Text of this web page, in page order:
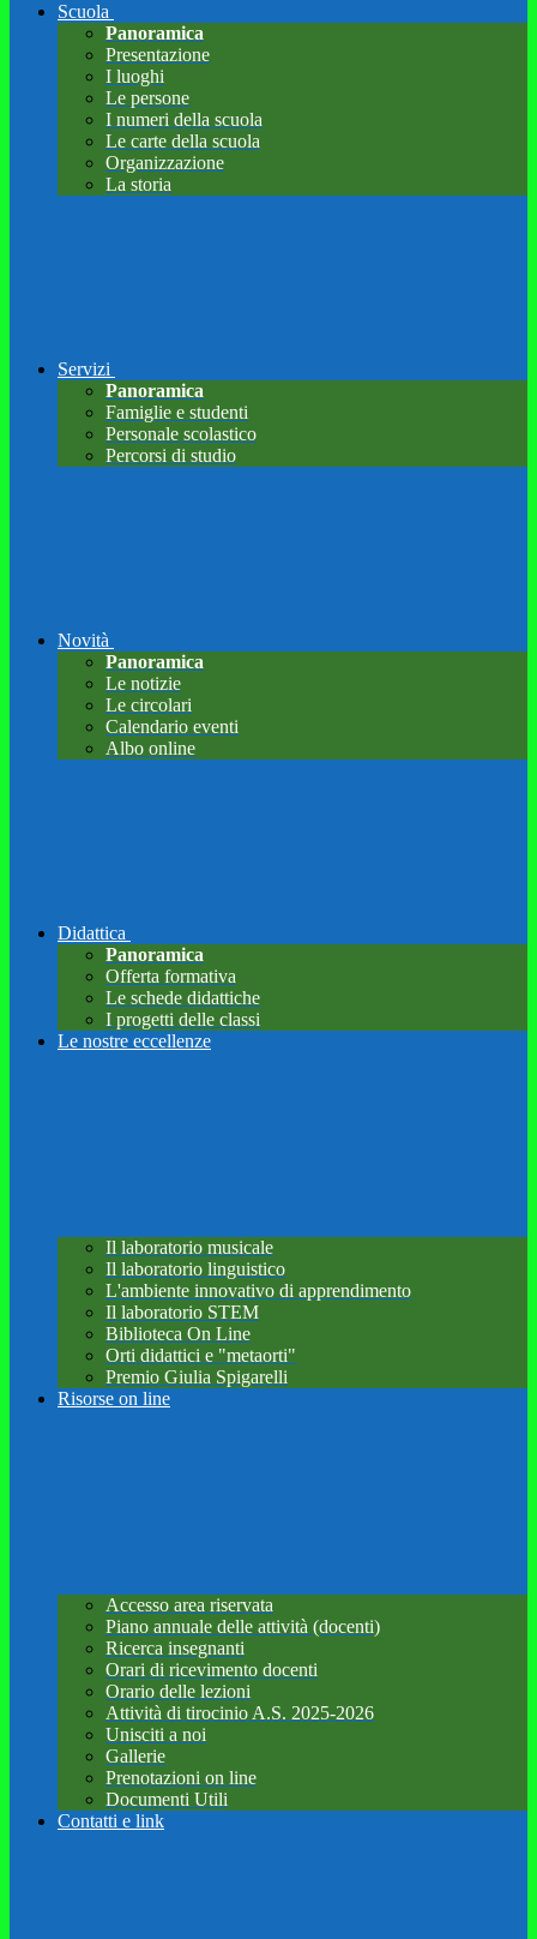
Scuola
Panoramica
Presentazione
I luoghi
Le persone
I numeri della scuola
Le carte della scuola
Organizzazione
La storia
Servizi
Panoramica
Famiglie e studenti
Personale scolastico
Percorsi di studio
Novità
Panoramica
Le notizie
Le circolari
Calendario eventi
Albo online
Didattica
Panoramica
Offerta formativa
Le schede didattiche
I progetti delle classi
Le nostre eccellenze
Il laboratorio musicale
Il laboratorio linguistico
L'ambiente innovativo di apprendimento
Il laboratorio STEM
Biblioteca On Line
Orti didattici e "metaorti"
Premio Giulia Spigarelli
Risorse on line
Accesso area riservata
Piano annuale delle attività (docenti)
Ricerca insegnanti
Orari di ricevimento docenti
Orario delle lezioni
Attività di tirocinio A.S. 2025-2026
Unisciti a noi
Gallerie
Prenotazioni on line
Documenti Utili
Contatti e link